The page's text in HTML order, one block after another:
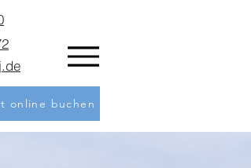
online buchen